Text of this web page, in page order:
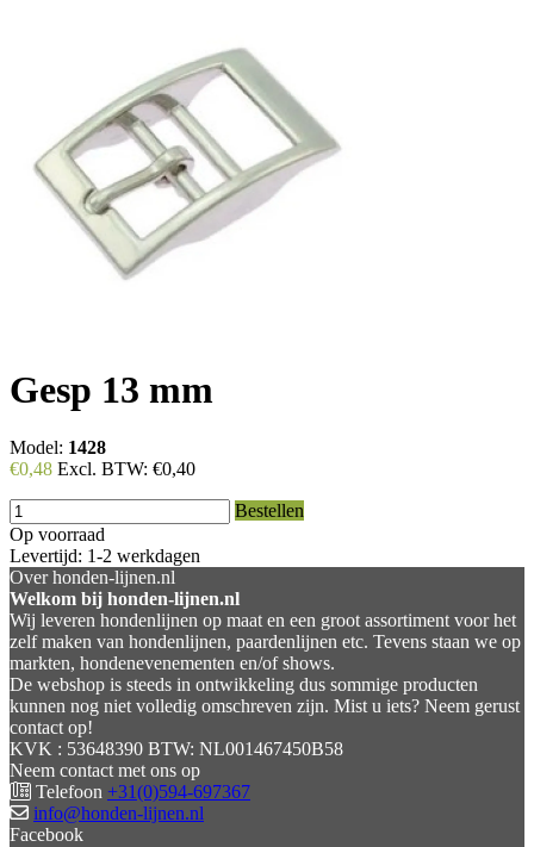
Gesp 13 mm
Model: 1428
€0,48 Excl. BTW: €0,40
Bestellen
Op voorraad
Levertijd: 1-2 werkdagen
Over honden-lijnen.nl
Welkom bij honden-lijnen.nl
Wij leveren hondenlijnen op maat en een groot assortiment voor het
zelf maken van hondenlijnen, paardenlijnen etc. Tevens staan we op
markten, hondenevenementen en/of shows.
De webshop is steeds in ontwikkeling dus sommige producten
kunnen nog niet volledig omschreven zijn. Mist u iets? Neem gerust
contact op!
KVK : 53648390 BTW: NL001467450B58
Neem contact met ons op
Telefoon +31(0)594-697367
info@honden-lijnen.nl
Facebook